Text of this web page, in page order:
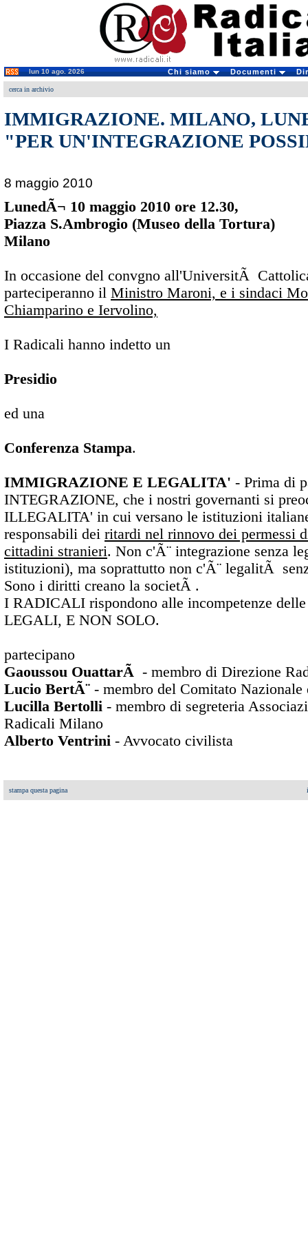
lun 10 ago. 2026 Chi siamo Documenti
cerca in archivio
IMMIGRAZIONE. MILANO,
"PER UN'INTEGRAZIONE
8 maggio 2010
LunedÃ¬ 10 maggio 2010 ore 12.30,
Piazza S.Ambrogio (Museo della Tortura)
Milano
In occasione del convgno all'UniversitÃ
parteciperanno il Ministro Maroni, e i sindaci
Chiamparino e Iervolino,
I Radicali hanno indetto un
Presidio
ed una
Conferenza Stampa.
IMMIGRAZIONE E LEGALITA' - Prima di
INTEGRAZIONE, che i nostri governanti si
ILLEGALITA' in cui versano le istituzioni
responsabili dei ritardi nel rinnovo dei permessi
cittadini stranieri. Non c'Ã¨ integrazione senza
istituzioni), ma soprattutto non c'Ã¨ legalitÃ
Sono i diritti creano la societÃ .
I RADICALI rispondono alle incompetenze
LEGALI, E NON SOLO.
partecipano
Gaoussou OuattarÃ - membro di Direzione
Lucio BertÃ¨ - membro del Comitato
Lucilla Bertolli - membro di segreteria
Radicali Milano
Alberto Ventrini - Avvocato civilista
stampa questa pagina